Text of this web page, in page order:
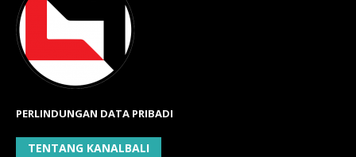
PERLINDUNGAN DATA PRIBADI
TENTANG KANALBALI